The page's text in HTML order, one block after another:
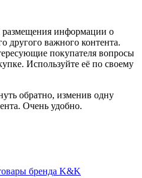
размещения информации о
другого важного контента.
покупателя вопросы
Используйте её по своему
обратно, изменив одну
Очень удобно.
бренда K&K